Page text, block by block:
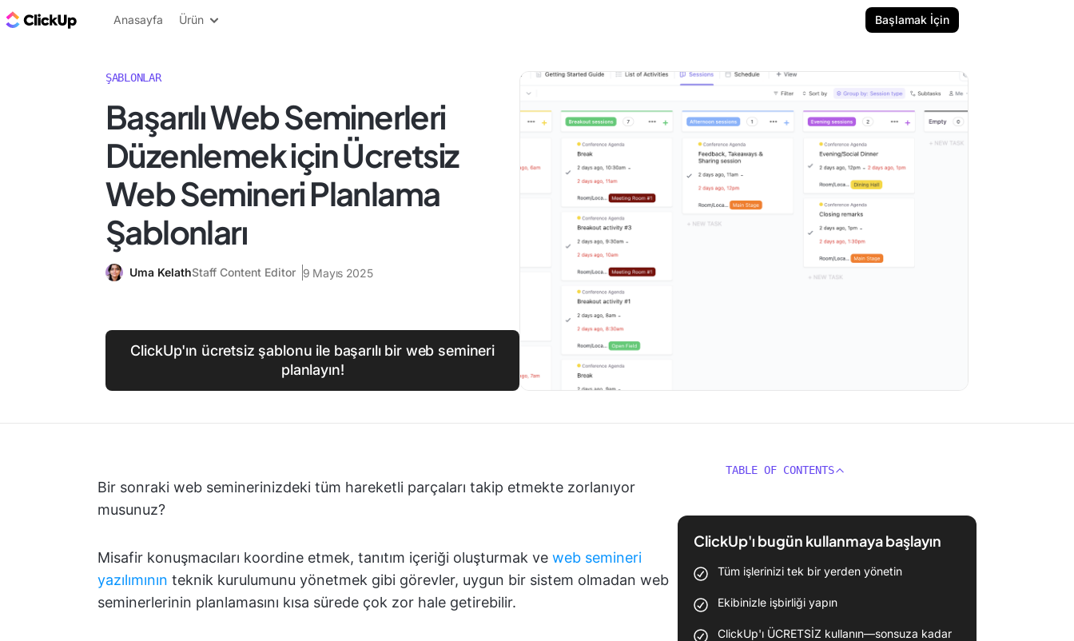
ClickUp Blog
Anasayfa Ürün Başlamak İçin
ŞABLONLAR
Başarılı Web Seminerleri
Düzenlemek için Ücretsiz
Web Semineri Planlama
Şablonları
Uma KelathStaff Content Editor 9 Mayıs 2025
ClickUp'ın ücretsiz şablonu ile başarılı bir web semineri
planlayın!
Bir sonraki web seminerinizdeki tüm hareketli parçaları takip etmekte zorlanıyor
musunuz?
Misafir konuşmacıları koordine etmek, tanıtım içeriği oluşturmak ve web semineri
yazılımının teknik kurulumunu yönetmek gibi görevler, uygun bir sistem olmadan web
seminerlerinin planlamasını kısa sürede çok zor hale getirebilir.
TABLE OF CONTENTS
ClickUp'ı bugün kullanmaya başlayın
Tüm işlerinizi tek bir yerden yönetin
Ekibinizle işbirliği yapın
ClickUp'ı ÜCRETSİZ kullanın—sonsuza kadar